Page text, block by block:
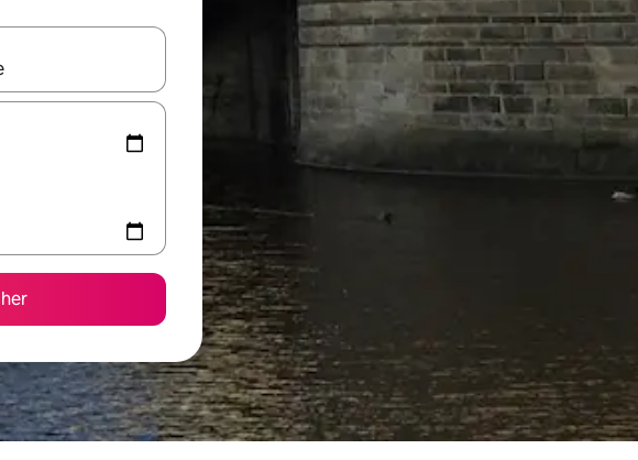
utilisez les flèches vers le haut et vers le bas pour les parcourir ou en appuyant et en